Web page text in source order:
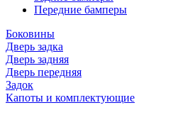
Передние бамперы
Боковины
Дверь задка
Дверь задняя
Дверь передняя
Задок
Капоты и комплектующие